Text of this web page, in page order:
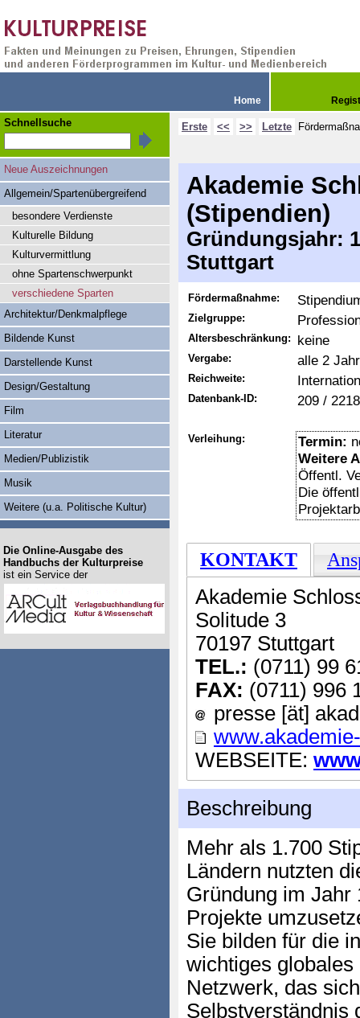
Home
Erste << >> Letzte
Akademie
(Stipendien)
Gründungsjahr:
Stuttgart
Fördermaßnahme:
Zielgruppe:
Altersbeschränkung: keine
Vergabe: alle 2
Reichweite:
Datenbank-ID: 209 / 2218
Verleihung: Termin:
Weitere
Öffentl.
Die
KONTAKT
Akademie
Solitude 3
70197 Stuttgart
TEL.: (0711) 99
FAX: (0711) 996
presse [ät]
WEBSEITE:
Beschreibung
Mehr als 1.700
Ländern nutzten
Gründung im Jahr
Projekte
Sie bilden für die
wichtiges
Netzwerk, das
Selbstverständnis
Schnellsuche
Neue Auszeichnungen
Allgemein/Spartenübergreifend
besondere Verdienste
Kulturelle Bildung
Kulturvermittlung
ohne Spartenschwerpunkt
verschiedene Sparten
Architektur/Denkmalpflege
Bildende Kunst
Darstellende Kunst
Design/Gestaltung
Film
Literatur
Medien/Publizistik
Musik
Weitere (u.a. Politische Kultur)
Die Online-Ausgabe des
Handbuchs der Kulturpreise
ist ein Service der